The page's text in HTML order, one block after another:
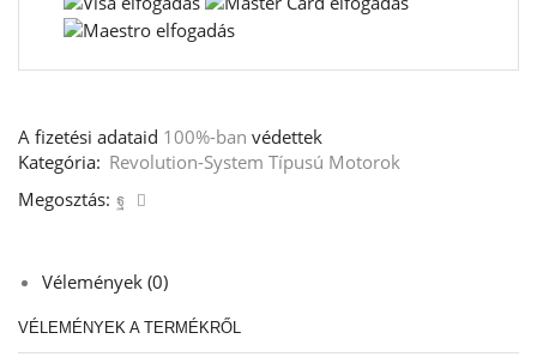
A fizetési adataid 100%-ban védettek
Kategória: Revolution-System Típusú Motorok
Megosztás:
Vélemények (0)
VÉLEMÉNYEK A TERMÉKRŐL